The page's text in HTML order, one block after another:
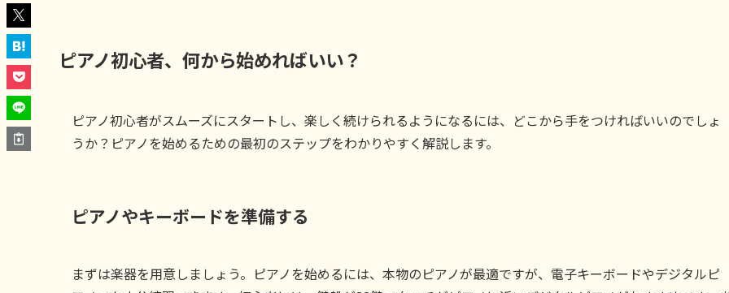
ピアノ初心者、何から始めればいい？
ピアノ初心者がスムーズにスタートし、楽しく続けられるようになるには、どこから手をつければいいのでしょ
うか？ピアノを始めるための最初のステップをわかりやすく解説します。
ピアノやキーボードを準備する
まずは楽器を用意しましょう。ピアノを始めるには、本物のピアノが最適ですが、電子キーボードやデジタルピ